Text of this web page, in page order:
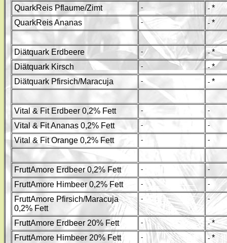
QuarkReis Pflaume/Zimt - - *
QuarkReis Ananas
- - *
Diätquark Erdbeere - - *
Diätquark Kirsch
- - *
Diätquark Pfirsich/Maracuja
- - *
Vital & Fit Erdbeer 0,2% Fett - -
Vital & Fit Ananas 0,2% Fett - -
Vital & Fit Orange 0,2% Fett - -
FruttAmore Erdbeer 0,2% Fett - -
FruttAmore Himbeer 0,2% Fett - -
FruttAmore Pfirsich/Maracuja
0,2% Fett
- -
FruttAmore Erdbeer 20% Fett - - *
FruttAmore Himbeer 20% Fett
- - *